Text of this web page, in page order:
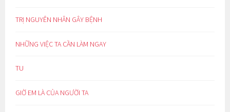
TRỊ NGUYÊN NHÂN GÂY BỆNH
NHỮNG VIỆC TA CẦN LÀM NGAY
TU
GIỜ EM LÀ CỦA NGƯỜI TA